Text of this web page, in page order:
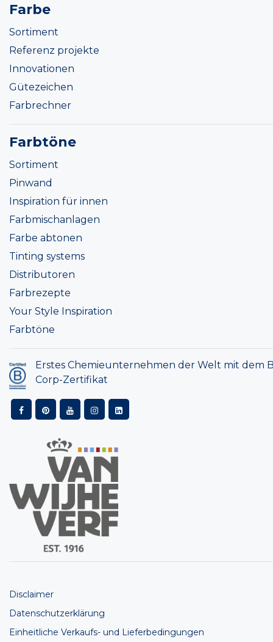
Farbe
Sortiment
Referenz projekte
Innovationen
Gütezeichen
Farbrechner
Farbtöne
Sortiment
Pinwand
Inspiration für innen
Farbmischanlagen
Farbe abtonen
Tinting systems
Distributoren
Farbrezepte
Your Style Inspiration
Farbtöne
Erstes Chemieunternehmen der Welt mit dem
Corp-Zertifikat
Disclaimer
Datenschutzerklärung
Einheitliche Verkaufs- und Lieferbedingungen